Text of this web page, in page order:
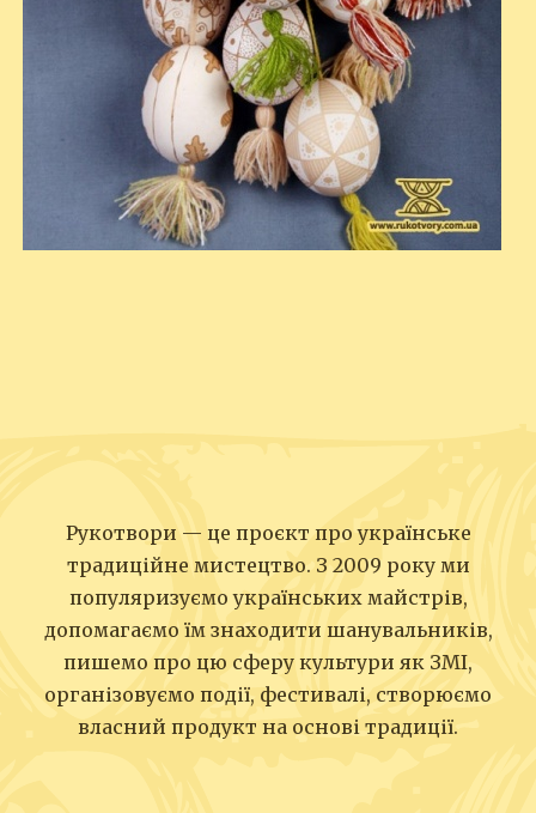
Рукотвори — це проєкт про українське
традиційне мистецтво. З 2009 року ми
популяризуємо українських майстрів,
допомагаємо їм знаходити шанувальників,
пишемо про цю сферу культури як ЗМІ,
організовуємо події, фестивалі, створюємо
власний продукт на основі традиції.